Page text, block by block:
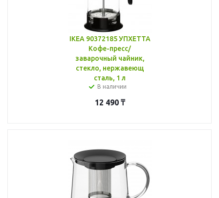
IKEA 90372185 УПХЕТТА
Кофе-пресс/
заварочный чайник,
стекло, нержавеющ
сталь, 1 л
В наличии
12 490₸